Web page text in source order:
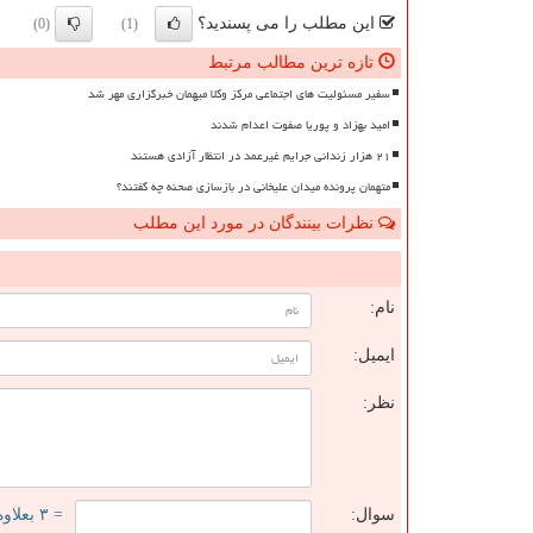
این مطلب را می پسندید؟ (1)
(0)
تازه ترین مطالب مرتبط
سفیر مسئولیت های اجتماعی مرکز وکلا میهمان خبرگزاری مهر شد
امید بهزاد و پوریا صفوت اعدام شدند
۲۱ هزار زندانی جرایم غیرعمد در انتظار آزادی هستند
متهمان پرونده میدان علیخانی در بازسازی صحنه چه گفتند؟
نظرات بینندگان در مورد این مطلب
نام:
ایمیل:
نظر:
سوال: = ۳ بعلاوه ۴